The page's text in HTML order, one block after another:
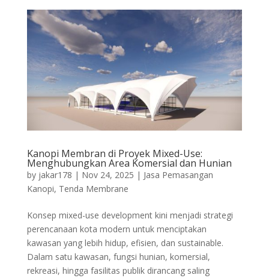
Kanopi Membran di Proyek Mixed-Use:
Menghubungkan Area Komersial dan Hunian
by jakar178 | Nov 24, 2025 | Jasa Pemasangan
Kanopi, Tenda Membrane
Konsep mixed-use development kini menjadi strategi
perencanaan kota modern untuk menciptakan
kawasan yang lebih hidup, efisien, dan sustainable.
Dalam satu kawasan, fungsi hunian, komersial,
rekreasi, hingga fasilitas publik dirancang saling